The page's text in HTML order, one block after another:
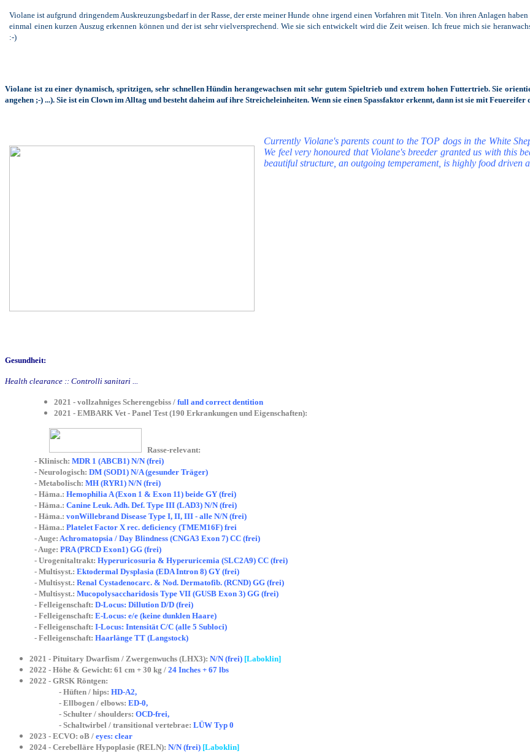
Violane ist aufgrund dringendem Auskreuzungsbedarf in der Rasse, der erste meiner Hunde ohne irgend einen Vorfahren mit Titeln. Von ihren Anlagen
einmal einen kurzen Auszug erkennen können und der ist sehr vielversprechend. Wie sie sich entwickelt wird die Zeit weisen. Ich freue mich sie
:-)
Violane ist zu einer dynamisch, spritzigen, sehr schnellen Hündin herangewachsen mit sehr gutem Spieltrieb und extrem hohen Futtertrieb. Sie
angehen ;-) ...). Sie ist ein Clown im Alltag und besteht daheim auf ihre Streicheleinheiten. Wenn sie einen Spassfaktor erkennt, dann ist sie mit Feuereifer
Currently Violane's parents count to the TOP dogs in the White
We feel very honoured that Violane's breeder granted us with this
beautiful structure, an outgoing temperament, is highly food driven
Gesundheit:
Health clearance :: Controlli sanitari ...
2021 - vollzahniges Scherengebiss / full and correct dentition
2021 - EMBARK Vet - Panel Test (190 Erkrankungen und Eigenschaften):
Rasse-relevant:
- Klinisch: MDR 1 (ABCB1) N/N (frei)
- Neurologisch: DM (SOD1) N/A (gesunder Träger)
- Metabolisch: MH (RYR1) N/N (frei)
- Häma.: Hemophilia A (Exon 1 & Exon 11) beide GY (frei)
- Häma.: Canine Leuk. Adh. Def. Type III (LAD3) N/N (frei)
- Häma.: vonWillebrand Disease Type I, II, III - alle N/N (frei)
- Häma.: Platelet Factor X rec. deficiency (TMEM16F) frei
- Auge: Achromatopsia / Day Blindness (CNGA3 Exon 7) CC (frei)
- Auge: PRA (PRCD Exon1) GG (frei)
- Urogenitaltrakt: Hyperuricosuria & Hyperuricemia (SLC2A9) CC (frei)
- Multisyst.: Ektodermal Dysplasia (EDA Intron 8) GY (frei)
- Multisyst.: Renal Cystadenocarc. & Nod. Dermatofib. (RCND) GG (frei)
- Multisyst.: Mucopolysaccharidosis Type VII (GUSB Exon 3) GG (frei)
- Felleigenschaft: D-Locus: Dillution D/D (frei)
- Felleigenschaft: E-Locus: e/e (keine dunklen Haare)
- Felleigenschaft: I-Locus: Intensität C/C (alle 5 Subloci)
- Felleigenschaft: Haarlänge TT (Langstock)
2021 - Pituitary Dwarfism / Zwergenwuchs (LHX3): N/N (frei) [Laboklin]
2022 - Höhe & Gewicht: 61 cm + 30 kg / 24 Inches + 67 lbs
2022 - GRSK Röntgen:
- Hüften / hips: HD-A2,
- Ellbogen / elbows: ED-0,
- Schulter / shoulders: OCD-frei,
- Schaltwirbel / transitional vertebrae: LÜW Typ 0
2023 - ECVO: oB / eyes: clear
2024 - Cerebelläre Hypoplasie (RELN): N/N (frei) [Laboklin]